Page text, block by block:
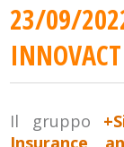
23/09/
Il gruppo
Insurance